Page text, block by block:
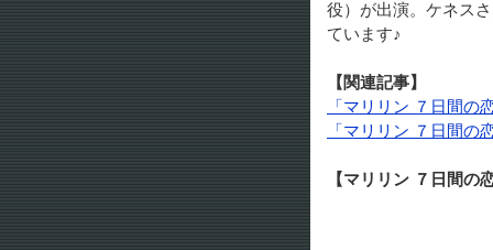
役）が出演。ケネス
ています♪
【関連記事】
「マリリン ７日間の
「マリリン ７日間の
【マリリン ７日間の